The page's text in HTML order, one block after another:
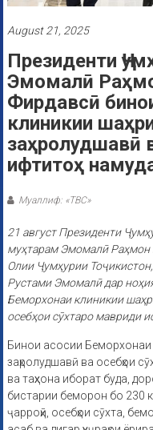
August 21, 2025
Президенти
Эмомалӣ
Фирдавсӣ
клиникии
заҳролудшавӣ
ифтитоҳ
Муаллиф: «ТВС»
21 август Президенти
муҳтарам Эмомалӣ
Олии Ҷумҳурии
Рустами Эмомалӣ дар
Беморхонаи клиникии
осебҳои сӯхтаро мавриди
Бинои асосии Беморхонаи
заҳролудшавӣ ва осебҳои
ва таҳхона иборат буда,
бистарии беморон бо 230
ҷарроҳӣ, осебҳои сӯхта,